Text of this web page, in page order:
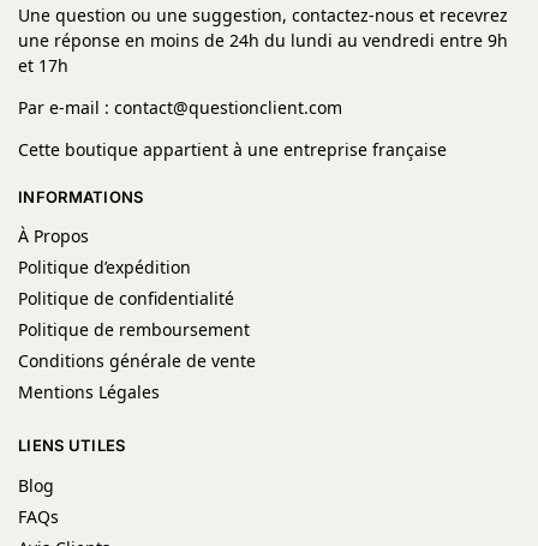
Une question ou une suggestion, contactez-nous et recevrez
une réponse en moins de 24h du lundi au vendredi entre 9h
et 17h
Par e-mail : contact@questionclient.com
Cette boutique appartient à une entreprise française
INFORMATIONS
À Propos
Politique d’expédition
Politique de confidentialité
Politique de remboursement
Conditions générale de vente
Mentions Légales
LIENS UTILES
Blog
FAQs